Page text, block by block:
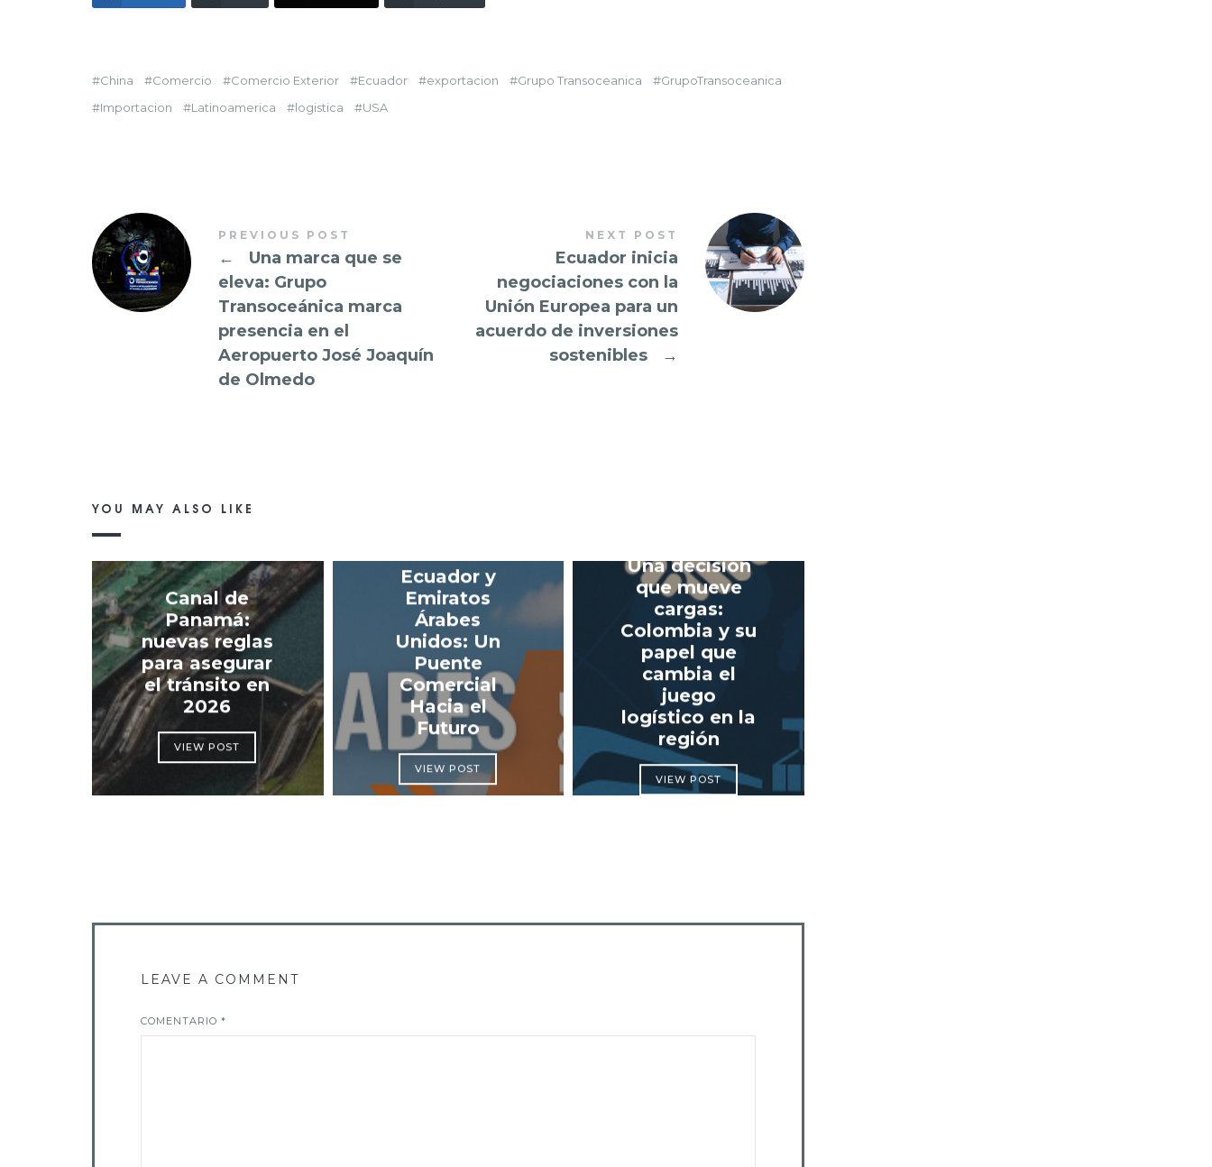
China Comercio Comercio Exterior Ecuador exportacion Grupo Transoceanica
GrupoTransoceanica
Importacion
Latinoamerica logistica USA
PREVIOUS POST
←
Una marca que se
eleva: Grupo
Transoceánica marca
presencia en el
Aeropuerto José Joaquín
de Olmedo
NEXT POST
Ecuador inicia
negociaciones con la
Unión Europea para un
acuerdo de inversiones
sostenibles
→
YOU MAY ALSO LIKE
Canal de
Panamá:
nuevas reglas
para asegurar
el tránsito en
2026
VIEW POST
Ecuador y
Emiratos
Árabes
Unidos: Un
Puente
Comercial
Hacia el
Futuro
VIEW POST
Una decisión
que mueve
cargas:
Colombia y su
papel que
cambia el
juego
logístico en la
región
VIEW POST
LEAVE A COMMENT
COMENTARIO *